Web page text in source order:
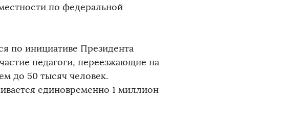
по федеральной
по инициативе Президента
педагоги, переезжающие на
до 50 тысяч человек.
единовременно 1 миллион